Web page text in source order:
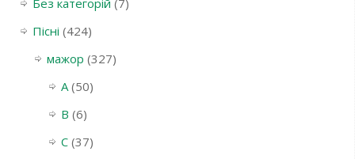
Без категорій (7)
Пісні (424)
мажор (327)
A(50)
B (6)
C(37)